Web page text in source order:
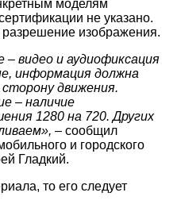
моделям
не указано.
изображения.
видео и аудиофиксация
информация должна
движения.
– наличие
1280 на 720. Других
– сообщил
и городского
Гладкий.
то его следует